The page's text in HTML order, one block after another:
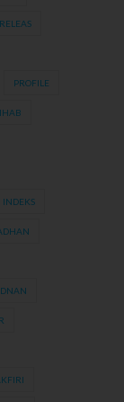
PROFILE
INDEKS